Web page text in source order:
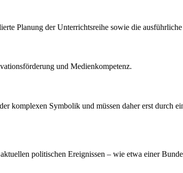
Planung der Unterrichtsreihe sowie die
und Medienkompetenz.
komplexen Symbolik und müssen daher erst durch
politischen Ereignissen – wie etwa einer